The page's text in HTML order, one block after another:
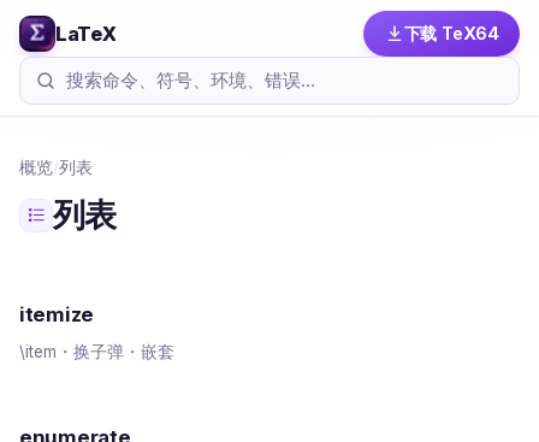
LaTeX 下载 TeX64
概览/列表
列表
itemize
\item・换子弹・嵌套